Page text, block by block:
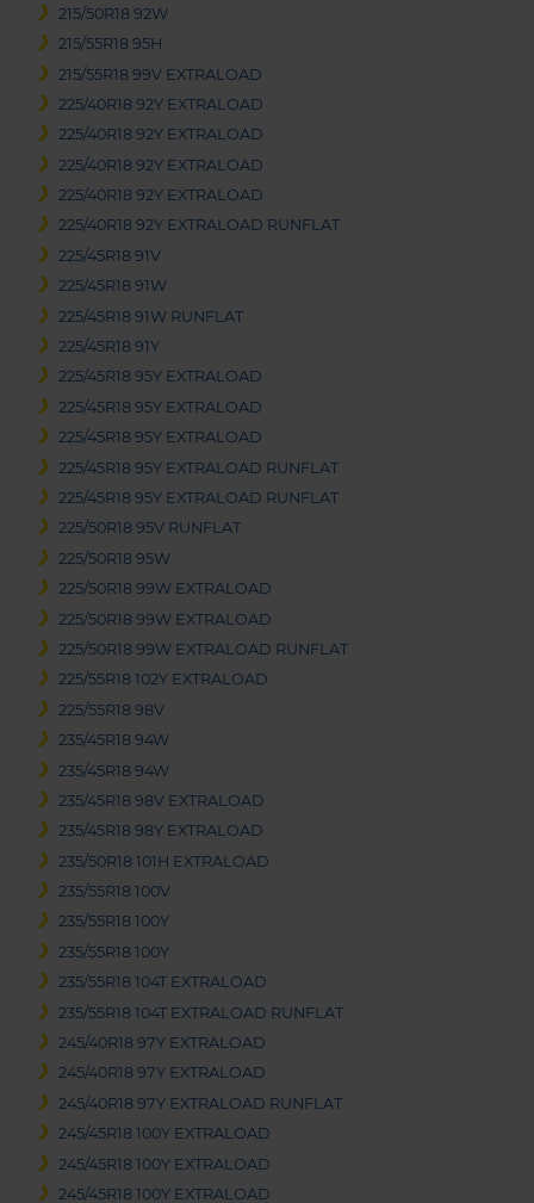
215/50R18 92W
215/55R18 95H
215/55R18 99V EXTRALOAD
225/40R18 92Y EXTRALOAD
225/40R18 92Y EXTRALOAD
225/40R18 92Y EXTRALOAD
225/40R18 92Y EXTRALOAD
225/40R18 92Y EXTRALOAD RUNFLAT
225/45R18 91V
225/45R18 91W
225/45R18 91W RUNFLAT
225/45R18 91Y
225/45R18 95Y EXTRALOAD
225/45R18 95Y EXTRALOAD
225/45R18 95Y EXTRALOAD
225/45R18 95Y EXTRALOAD RUNFLAT
225/45R18 95Y EXTRALOAD RUNFLAT
225/50R18 95V RUNFLAT
225/50R18 95W
225/50R18 99W EXTRALOAD
225/50R18 99W EXTRALOAD
225/50R18 99W EXTRALOAD RUNFLAT
225/55R18 102Y EXTRALOAD
225/55R18 98V
235/45R18 94W
235/45R18 94W
235/45R18 98V EXTRALOAD
235/45R18 98Y EXTRALOAD
235/50R18 101H EXTRALOAD
235/55R18 100V
235/55R18 100Y
235/55R18 100Y
235/55R18 104T EXTRALOAD
235/55R18 104T EXTRALOAD RUNFLAT
245/40R18 97Y EXTRALOAD
245/40R18 97Y EXTRALOAD
245/40R18 97Y EXTRALOAD RUNFLAT
245/45R18 100Y EXTRALOAD
245/45R18 100Y EXTRALOAD
245/45R18 100Y EXTRALOAD